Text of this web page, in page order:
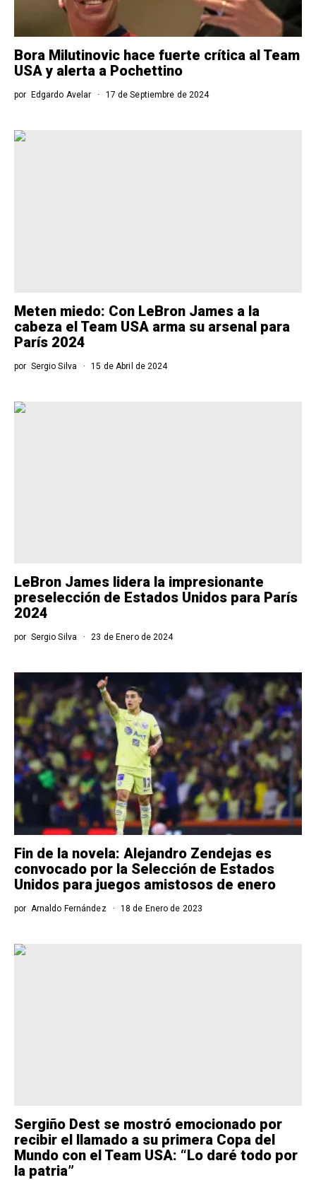
Bora Milutinovic hace fuerte crítica al Team
USA y alerta a Pochettino
por Edgardo Avelar 17 de Septiembre de 2024
Meten miedo: Con LeBron James a la
cabeza el Team USA arma su arsenal para
París 2024
por Sergio Silva 15 de Abril de 2024
LeBron James lidera la impresionante
preselección de Estados Unidos para París
2024
por Sergio Silva 23 de Enero de 2024
Fin de la novela: Alejandro Zendejas es
convocado por la Selección de Estados
Unidos para juegos amistosos de enero
por Arnaldo Fernández 18 de Enero de 2023
Sergiño Dest se mostró emocionado por
recibir el llamado a su primera Copa del
Mundo con el Team USA: “Lo daré todo por
la patria”